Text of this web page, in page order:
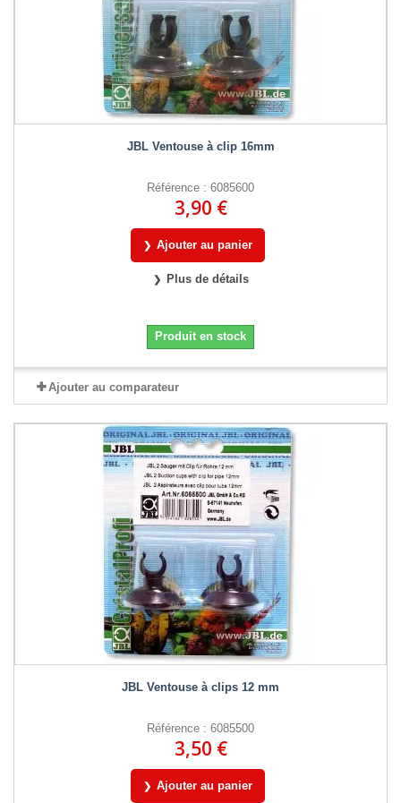
JBL Ventouse à clip 16mm
Référence : 6085600
3,90 €
Ajouter au panier
Plus de détails
Produit en stock
Ajouter au comparateur
JBL Ventouse à clips 12 mm
Référence : 6085500
3,50 €
Ajouter au panier